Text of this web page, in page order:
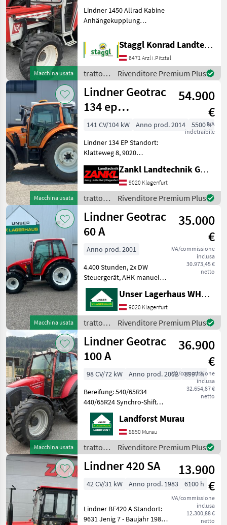
Macchina usata
Lindner 1450 Allrad Kabine
Anhängekupplung
hinten Hydraulikgestänge
mit CBM Schnellkuppler
Hauer Frontladerkonsole
mit Einhebelsteuerung
Staggl Konrad Landtechnik Oberland
6471 Arzl i.Pitztal
trattori
/
Lindner
Rivenditore Premium Plus
Macchina usata
Lindner Geotrac
134 ep
Kommunal
54.900
€
IVA
indetraibile
141 CV/104 kW Anno prod. 2014
5500 h
Lindner 134 EP Standort:
Klatteweg 8, 9020
ca. 5.500 Betriebsstunden -
Fronthydraulik mit
Kommunalplatte -
Klimaanlage - 3 x DW
Zankl Landtechnik GmbH
9020 Klagenfurt
trattori
/
Lindner
Rivenditore Premium Plus
Macchina usata
Lindner Geotrac
60 A
35.000
€
IVA/commissione
inclusa
30.973,45 €
netto
Anno prod. 2001
4.400 Stunden, 2x DW
Steuergerät, AHK manuell,
guter Zustand; Informieren
Sie sichbitte vor Fahrt-
Antritt telefonisch, ob die
von Ihnen angefragte
Maschineaktuell be
Unser Lagerhaus WHG, Kärnten, Klagenfurt
9020 Klagenfurt
trattori
/
Lindner
Rivenditore Premium Plus
Macchina usata
Lindner Geotrac
100 A
36.900
€
IVA/commissione
inclusa
32.654,87 €
netto
98 CV/72 kW Anno prod. 2002
8997 h
Bereifung: 540/65R34
440/65R24 Synchro-Shift
Getriebe Kreuzhebel
Fronthubwerk
Frontzapfwelle Druckloser
Rücklauf verstellbare
Lenksäule
Arbeitsscheinwerfe
Landforst Murau
8850 Murau
trattori
/
Lindner
Rivenditore Premium Plus
Lindner 420 SA
13.900
€
IVA/commissione
inclusa
12.300,88 €
netto
42 CV/31 kW Anno prod. 1983 6100 h
Lindner BF420 A Standort:
9631 Jenig 7 - Baujahr 1983